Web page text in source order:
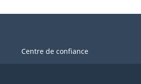
Centre de confiance